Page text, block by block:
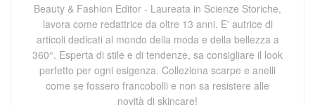
Beauty & Fashion Editor - Laureata in Scienze Storiche,
lavora come redattrice da oltre 13 anni. E' autrice di
articoli dedicati al mondo della moda e della bellezza a
360°. Esperta di stile e di tendenze, sa consigliare il look
perfetto per ogni esigenza. Colleziona scarpe e anelli
come se fossero francobolli e non sa resistere alle
novità di skincare!